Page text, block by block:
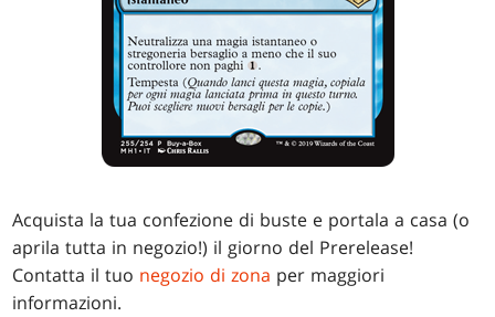
Acquista la tua confezione di buste e portala a casa (o
aprila tutta in negozio!) il giorno del Prerelease!
Contatta il tuo negozio di zona per maggiori
informazioni.